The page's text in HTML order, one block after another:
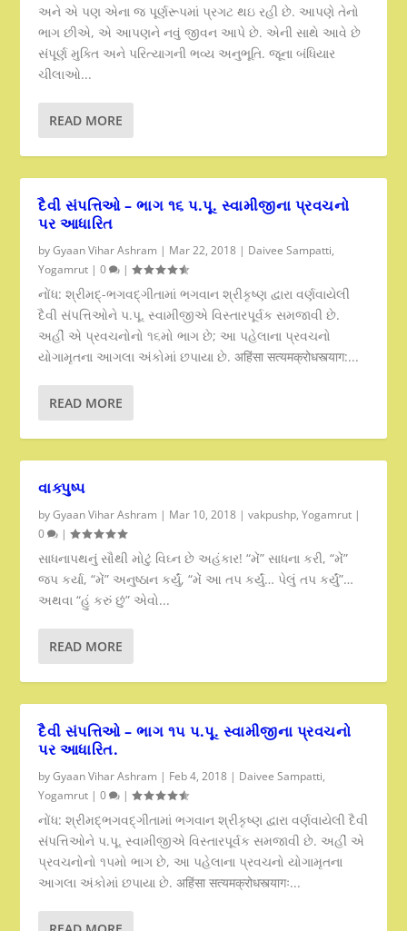
અને એ પણ એના જ પૂર્ણરૂપમાં પ્રગટ થઇ રહી છે. આપણે તેનો
ભાગ છીએ, એ આપણને નવું જીવન આપે છે. એની સાથે આવે છે
સંપૂર્ણ મુક્તિ અને પરિત્યાગની ભવ્ય અનુભૂતિ. જૂના બંધિયાર
ચીલાઓ...
READ MORE
દૈવી સંપત્તિઓ – ભાગ ૧૬ પ.પૂ. સ્વામીજીના પ્રવચનો
પર આધારિત
byGyaan Vihar Ashram | Mar 22, 2018 | Daivee Sampatti,
Yogamrut |0 |
નોંધ: શ્રીમદ્-ભગવદ્ગીતામાં ભગવાન શ્રીકૃષ્ણ દ્વારા વર્ણવાયેલી
દૈવી સંપત્તિઓને પ.પૂ. સ્વામીજીએ વિસ્તારપૂર્વક સમજાવી છે.
અહીં એ પ્રવચનોનો ૧૬મો ભાગ છે; આ પહેલાના પ્રવચનો
યોગામૃતના આગલા અંકોમાં છપાયા છે. अहिंसा सत्यमक्रोधस्त्याग:...
READ MORE
વાક્પુષ્પ
byGyaan Vihar Ashram | Mar 10, 2018 |vakpushp,Yogamrut |
0
|
સાધનાપથનું સૌથી મોટું વિઘ્ન છે અહંકાર! “મેં” સાધના કરી, “મેં”
જપ કર્યા, “મેં” અનુષ્ઠાન કર્યું, “મેં આ તપ કર્યું… પેલું તપ કર્યું”…
અથવા “હું કરું છું” એવો...
READ MORE
દૈવી સંપત્તિઓ – ભાગ ૧૫ પ.પૂ. સ્વામીજીના પ્રવચનો
પર આધારિત.
byGyaan Vihar Ashram | Feb 4, 2018 | Daivee Sampatti,
Yogamrut |0 |
નોંધ: શ્રીમદ્ભગવદ્ગીતામાં ભગવાન શ્રીકૃષ્ણ દ્વારા વર્ણવાયેલી દૈવી
સંપત્તિઓને પ.પૂ. સ્વામીજીએ વિસ્તારપૂર્વક સમજાવી છે. અહીં એ
પ્રવચનોનો ૧૫મો ભાગ છે, આ પહેલાના પ્રવચનો યોગામૃતના
આગલા અંકોમાં છપાયા છે. अहिंसा सत्यमक्रोधस्त्यागः...